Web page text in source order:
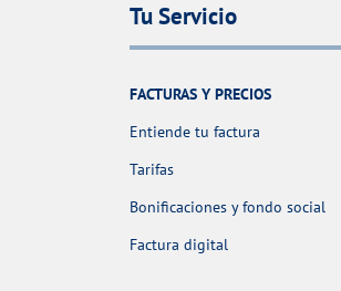
Tu Servicio
FACTURAS Y PRECIOS
Entiende tu factura
Tarifas
Bonificaciones y fondo social
Factura digital